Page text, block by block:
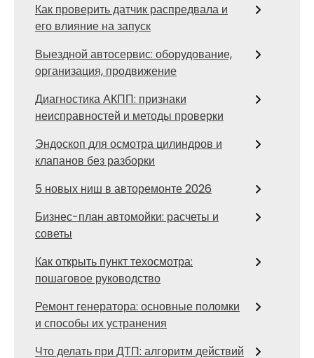
Как проверить датчик распредвала и
его влияние на запуск
Выездной автосервис: оборудование,
организация, продвижение
Диагностика АКПП: признаки
неисправностей и методы проверки
Эндоскоп для осмотра цилиндров и
клапанов без разборки
5 новых ниш в авторемонте 2026
Бизнес-план автомойки: расчеты и
советы
Как открыть пункт техосмотра:
пошаговое руководство
Ремонт генератора: основные поломки
и способы их устранения
Что делать при ДТП: алгоритм действий